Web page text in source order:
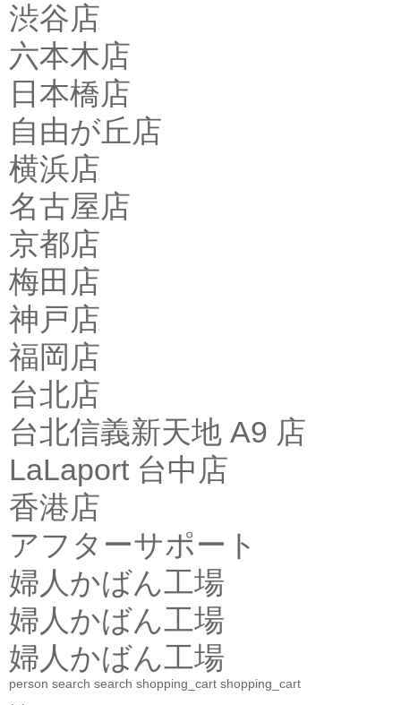
渋谷店
六本木店
日本橋店
自由が丘店
横浜店
名古屋店
京都店
梅田店
神戸店
福岡店
台北店
台北信義新天地 A9 店
LaLaport 台中店
香港店
アフターサポート
婦人かばん工場
婦人かばん工場
婦人かばん工場
person search search shopping_cart shopping_cart